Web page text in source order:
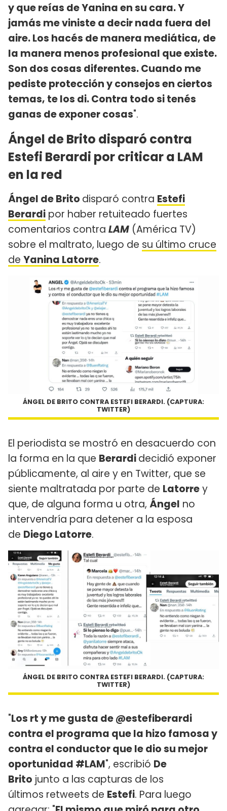
y que reías de Yanina en su cara. Y
jamás me viniste a decir nada fuera del
aire. Los hacés de manera mediática, de
la manera menos profesional que existe.
Son dos cosas diferentes. Cuando me
pediste protección y consejos en ciertos
temas, te los di. Contra todo si tenés
ganas de exponer cosas".
Ángel de Brito disparó contra
Estefi Berardi por criticar a LAM
en la red
Ángel de Brito disparó contra Estefi
Berardi por haber retuiteado fuertes
comentarios contra LAM (América TV)
sobre el maltrato, luego de su último cruce
de Yanina Latorre.
ÁNGEL DE BRITO CONTRA ESTEFI BERARDI. (CAPTURA:
TWITTER)
El periodista se mostró en desacuerdo con
la forma en la que Berardidecidió exponer
públicamente, al aire y en Twitter, que se
siente maltratada por parte de Latorrey
que, de alguna forma u otra, Ángel no
intervendría para detener a la esposa
de Diego Latorre.
ÁNGEL DE BRITO CONTRA ESTEFI BERARDI. (CAPTURA:
TWITTER)
"Los rt y me gusta de @estefiberardi
contra el programa que la hizo famosa y
contra el conductor que le dio su mejor
oportunidad #LAM", escribió De
Brito junto a las capturas de los
últimos retweets de Estefi. Para luego